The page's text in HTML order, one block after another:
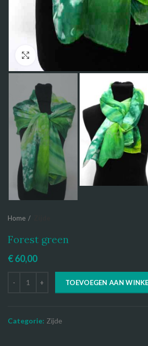
Click to enlarge
Home
Forest green
€60,00
TOEVOEGEN AAN
Categorie: Zijde